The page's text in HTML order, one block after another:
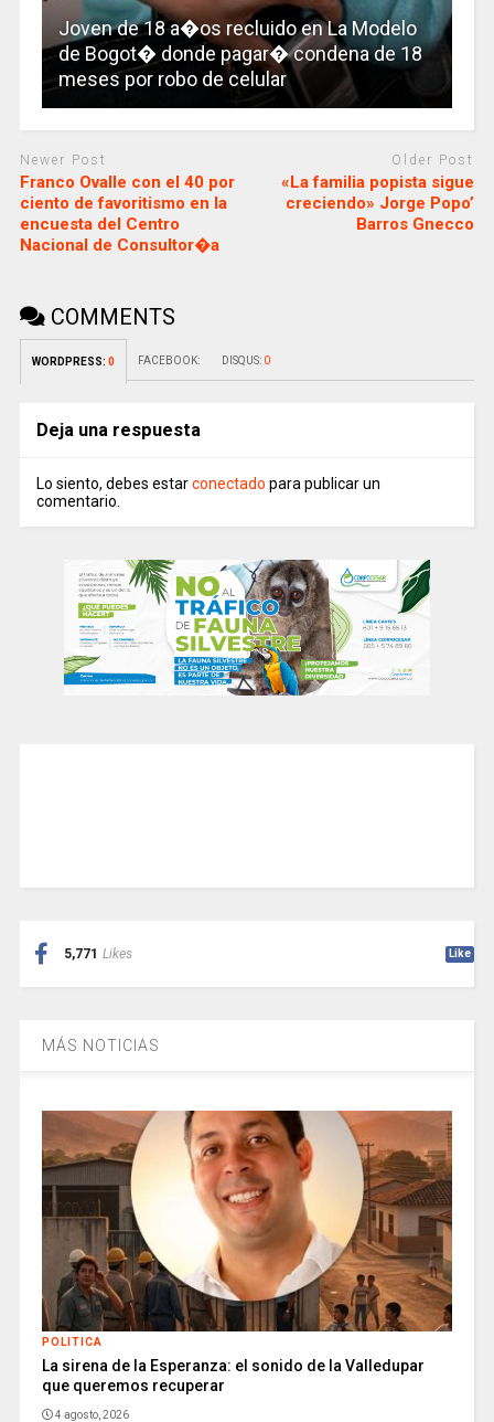
Joven de 18 a�os recluido en La Modelo
de Bogot� donde pagar� condena de 18
meses por robo de celular
Newer Post
Franco Ovalle con el 40 por
ciento de favoritismo en la
encuesta del Centro
Nacional de Consultor�a
Older Post
«La familia popista sigue
creciendo» Jorge Popo’
Barros Gnecco
COMMENTS
WORDPRESS: 0 FACEBOOK: DISQUS: 0
Deja una respuesta
Lo siento, debes estarconectado para publicar un
comentario.
5,771 Likes Like
MÁS NOTICIAS
POLITICA
La sirena de la Esperanza: el sonido de la Valledupar
que queremos recuperar
4 agosto, 2026